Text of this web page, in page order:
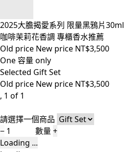
2025大膽揭愛系列 限量黑鴉片30ml
咖啡茉莉花香調 專櫃香水推薦
Old price New price NT$3,500
One 容量 only
Selected Gift Set
Old price New price NT$3,500
, 1 of 1
請選擇一個商品
−
數量+
Loading ...